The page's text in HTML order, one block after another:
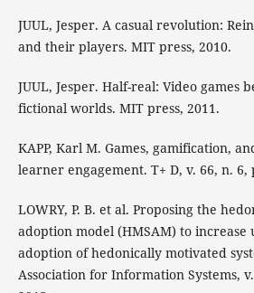
JUUL, Jesper. A casual revolution:
and their players. MIT press, 2010.
JUUL, Jesper. Half-real: Video games
fictional worlds. MIT press, 2011.
KAPP, Karl M. Games, gamification,
learner engagement. T+ D, v. 66, n. 6,
LOWRY, P. B. et al. Proposing the
adoption model (HMSAM) to
adoption of hedonically motivated
Association for Information Systems,